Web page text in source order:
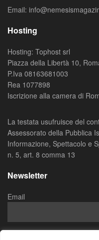
Email:
Hosting
Hosting: Tophost srl
Piazza della Libertà 10,
P.Iva 08163681003
Rea 1077898
Iscrizione alla camera di
La testata usufruisce del
Assessorato della Pubblica
Informazione, Spettacolo e
n. 5, art. 8 comma 13
Newsletter
Email